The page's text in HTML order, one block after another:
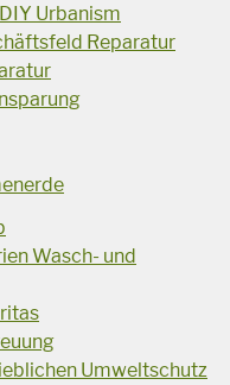
Urbanism
Reparatur
Wasch- und
Umweltschutz